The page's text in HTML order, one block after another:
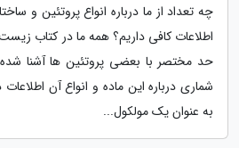
چه تعداد از ما درباره انواع پروتئین و
اطلاعات کافی داریم؟ همه ما در کتاب
حد مختصر با بعضی پروتئین ها آشنا
شماری درباره این ماده و انواع آن
به عنوان یک مولکول...